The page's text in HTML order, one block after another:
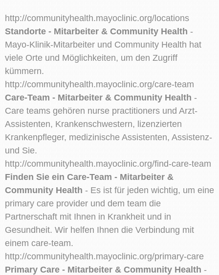
http://communityhealth.mayoclinic.org/locations
Standorte - Mitarbeiter & Community Health -
Mayo-Klinik-Mitarbeiter und Community Health hat
viele Orte und Möglichkeiten, um den Zugriff
kümmern.
http://communityhealth.mayoclinic.org/care-team
Care-Team - Mitarbeiter & Community Health -
Care teams gehören nurse practitioners und Arzt-
Assistenten, Krankenschwestern, lizenzierten
Krankenpfleger, medizinische Assistenten, Assistenz-
und Sie.
http://communityhealth.mayoclinic.org/find-care-team
Finden Sie ein Care-Team - Mitarbeiter &
Community Health - Es ist für jeden wichtig, um eine
primary care provider und dem team die
Partnerschaft mit Ihnen in Krankheit und in
Gesundheit. Wir helfen Ihnen die Verbindung mit
einem care-team.
http://communityhealth.mayoclinic.org/primary-care
Primary Care - Mitarbeiter & Community Health -